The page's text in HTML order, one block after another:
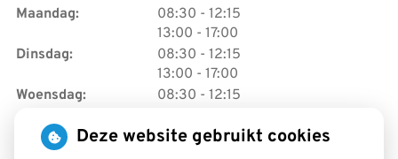
Maandag: 08:30 tot
- 12:15
13:00 tot
- 17:00
Dinsdag:
08:30 tot
- 12:15
13:00 tot
- 17:00
Woensdag:
08:30 tot
- 12:15
Donderdag:
08:30tot
- 12:15
Deze website gebruikt cookies